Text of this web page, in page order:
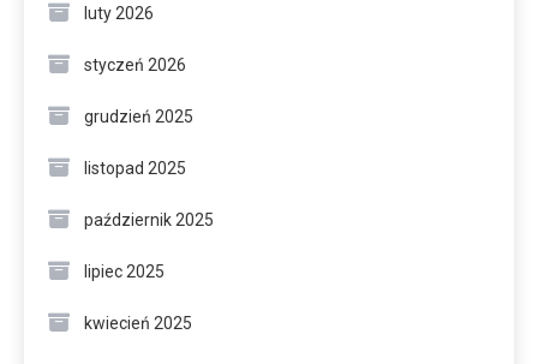
luty 2026
styczeń 2026
grudzień 2025
listopad 2025
październik 2025
lipiec 2025
kwiecień 2025